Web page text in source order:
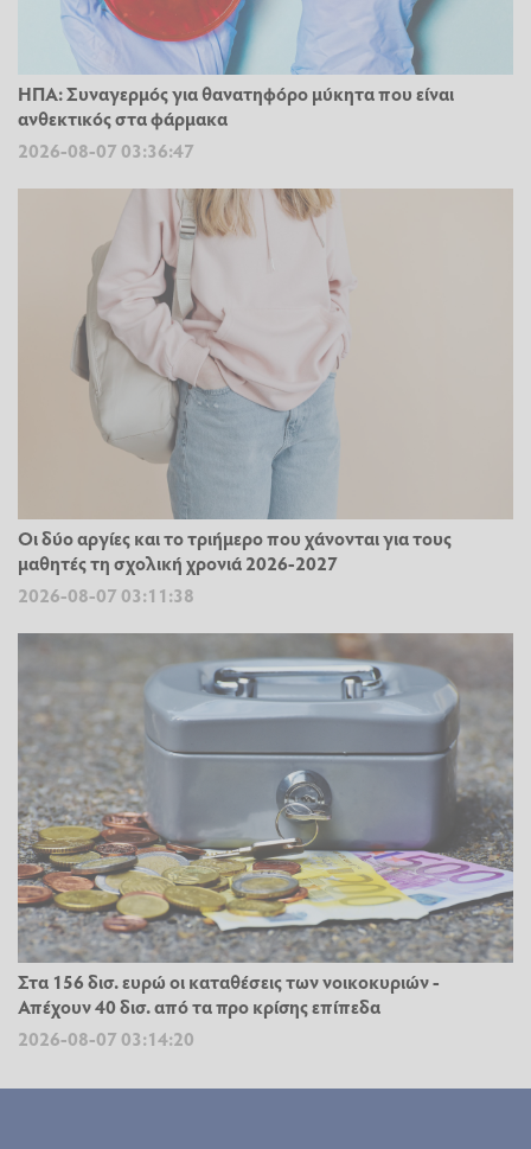
ΗΠΑ: Συναγερμός για θανατηφόρο μύκητα που είναι
ανθεκτικός στα φάρμακα
2026-08-07 03:36:47
Οι δύο αργίες και το τριήμερο που χάνονται για τους
μαθητές τη σχολική χρονιά 2026-2027
2026-08-07 03:11:38
Στα 156 δισ. ευρώ οι καταθέσεις των νοικοκυριών -
Απέχουν 40 δισ. από τα προ κρίσης επίπεδα
2026-08-07 03:14:20